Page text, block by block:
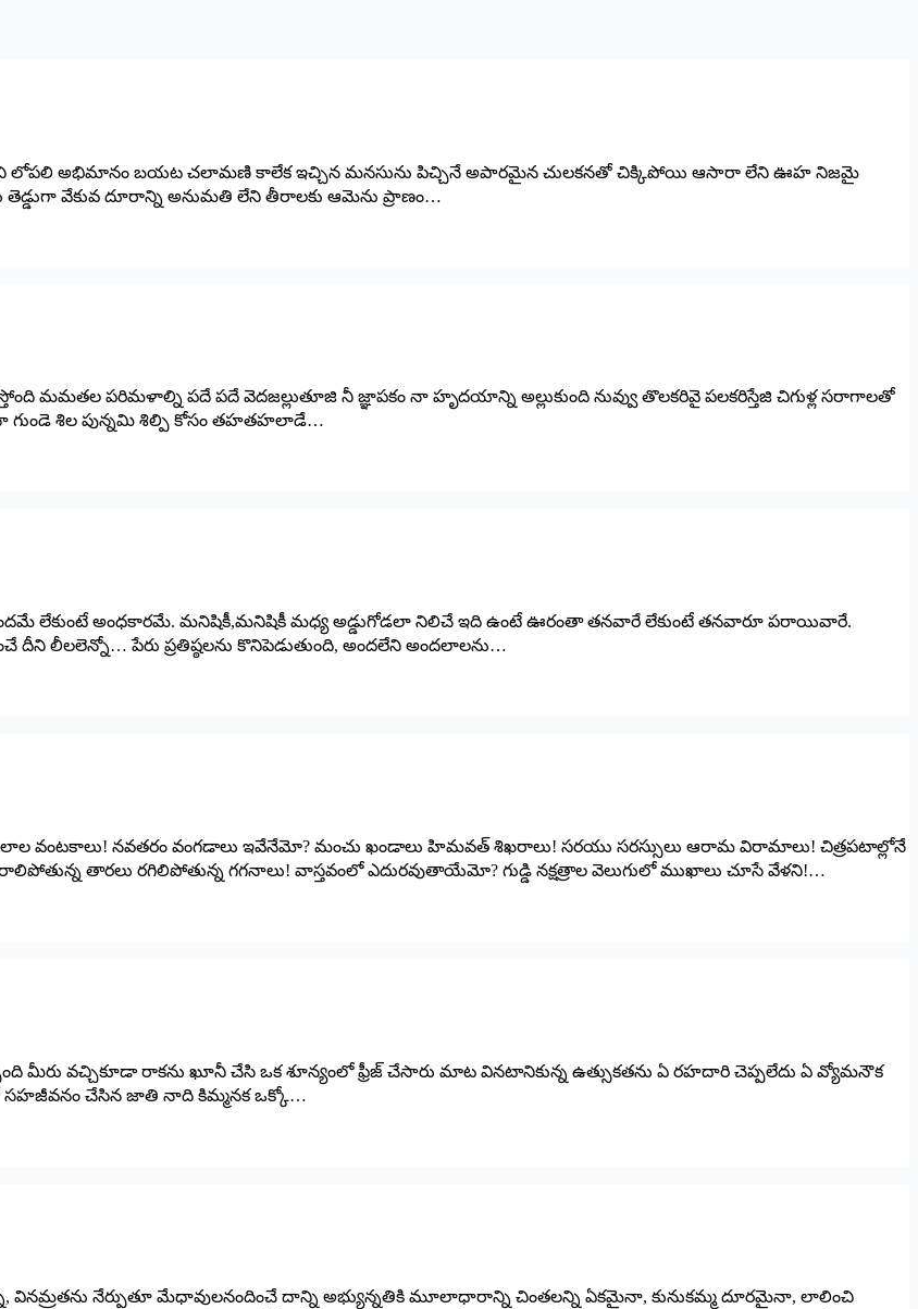
లోపలి అభిమానం బయట చలామణి కాలేక ఇచ్చిన మనసును పిచ్చినే అపారమైన చులకనతో చిక్కిపోయి ఆసారా లేని ఊహ నిజమై
వేకువ దూరాన్ని అనుమతి లేని తీరాలకు ఆమెను ప్రాణం…
మమతల పరిమళాల్ని పదే పదే వెదజల్లుతూజి నీ జ్ఞాపకం నా హృదయాన్ని అల్లుకుంది నువ్వు తొలకరివై పలకరిస్తేజి చిగుళ్ల సరాగాలతో
గుండె శిల పున్నమి శిల్పి కోసం తహతహలాడే…
లేకుంటే అంధకారమే. మనిషికీ,మనిషికీ మధ్య అడ్డుగోడలా నిలిచే ఇది ఉంటే ఊరంతా తనవారే లేకుంటే తనవారూ పరాయివారే.
లీలలెన్నో… పేరు ప్రతిష్ఠలను కొనిపెడుతుంది, అందలేని అందలాలను…
వంటకాలు! నవతరం వంగడాలు ఇవేనేమో? మంచు ఖండాలు హిమవత్‌ ‌శిఖరాలు! సరయు సరస్సులు ఆరామ విరామాలు! చిత్రపటాల్లోనే
తారలు రగిలిపోతున్న గగనాలు! వాస్తవంలో ఎదురవుతాయేమో? గుడ్డి నక్షత్రాల వెలుగులో ముఖాలు చూసే వేళని!…
మీరు వచ్చికూడా రాకను ఖూనీ చేసి ఒక శూన్యంలో ఫ్రీజ్‌ ‌చేసారు మాట వినటానికున్న ఉత్సుకతను ఏ రహదారి చెప్పలేదు ఏ వ్యోమనౌక
సహజీవనం చేసిన జాతి నాది కిమ్మనక ఒక్కో…
వినమ్రతను నేర్పుతూ మేధావులనందించే దాన్ని అభ్యున్నతికి మూలాధారాన్ని చింతలన్ని ఏకమైనా, కునుకమ్మ దూరమైనా, లాలించి